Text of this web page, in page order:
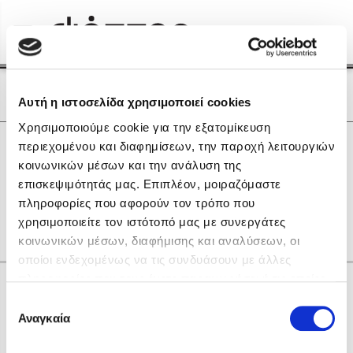
Αυτή η ιστοσελίδα χρησιμοποιεί cookies
Χρησιμοποιούμε cookie για την εξατομίκευση
περιεχομένου και διαφημίσεων, την παροχή λειτουργιών
κοινωνικών μέσων και την ανάλυση της
επισκεψιμότητάς μας. Επιπλέον, μοιραζόμαστε
πληροφορίες που αφορούν τον τρόπο που
χρησιμοποιείτε τον ιστότοπό μας με συνεργάτες
κοινωνικών μέσων, διαφήμισης και αναλύσεων, οι
οποίοι ενδεχομένως να τις συνδυάσουν με άλλες
των υπηρεσιών τους. Αν συνεχίσετε να χρησιμοποιείτε
την ιστοσελίδα μας, συναινείτε στη χρήση των cookies
συγκατάθεσης
Αναγκαία
Κλείσιμο
Δημοφιλή Βιβλία
Lidia Branković
Το ξενοδοχείο των συναισθημάτων
Αρχική | Οι Συγγραφείς μας
Οι Συγγραφείς μας
Αποτελέσματα
C F L R V Ε Θ Ι Ο
gr